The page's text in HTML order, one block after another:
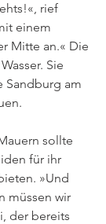
rief
einem
Mitte an.« Die
Sie
am
sollte
für ihr
»Und
müssen wir
der bereits